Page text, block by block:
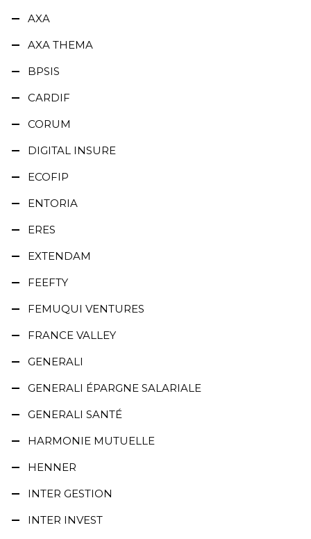
AXA
AXA THEMA
BPSIS
CARDIF
CORUM
DIGITAL INSURE
ECOFIP
ENTORIA
ERES
EXTENDAM
FEEFTY
FEMUQUI VENTURES
FRANCE VALLEY
GENERALI
GENERALI ÉPARGNE SALARIALE
GENERALI SANTÉ
HARMONIE MUTUELLE
HENNER
INTER GESTION
INTER INVEST